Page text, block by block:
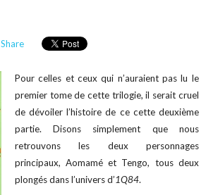
Share
Pour celles et ceux qui n’auraient pas lu le
premier tome de cette trilogie, il serait cruel
de dévoiler l’histoire de ce cette deuxième
partie. Disons simplement que nous
retrouvons les deux personnages
principaux, Aomamé et Tengo, tous deux
plongés dans l’univers d’1Q84.